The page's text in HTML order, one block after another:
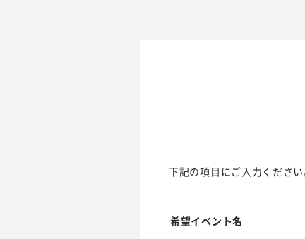
下記の項目にご入力ください
希望イベント名